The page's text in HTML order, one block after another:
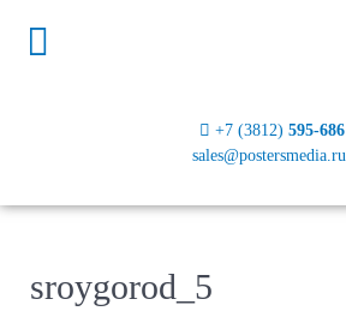
+7 (3812)595-686
sales@postersmedia.ru
sroygorod_5